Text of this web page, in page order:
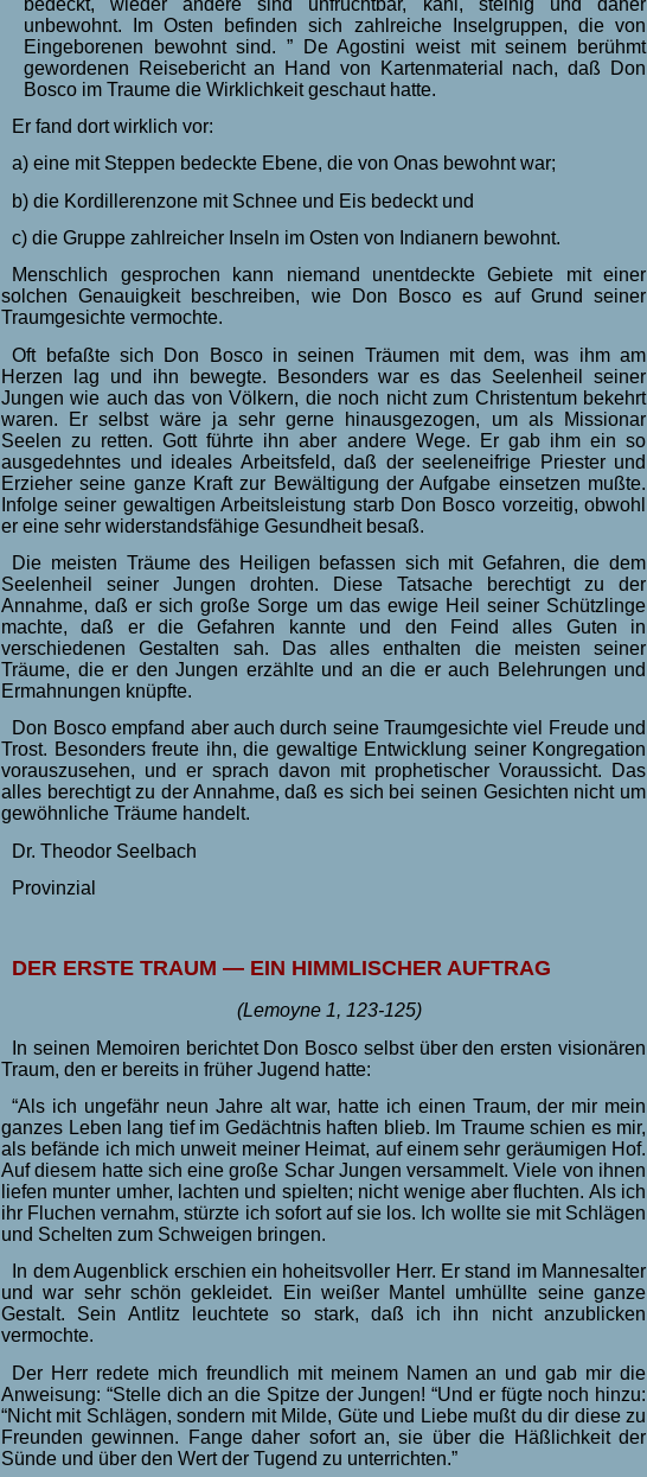
unbewohnt. Im Osten befinden sich zahlreiche Inselgruppen, die von
Eingeborenen bewohnt sind. ” De Agostini weist mit seinem berühmt
gewordenen Reisebericht an Hand von Kartenmaterial nach, daß Don
Bosco im Traume die Wirklichkeit geschaut hatte.
Er fand dort wirklich vor:
a) eine mit Steppen bedeckte Ebene, die von Onas bewohnt war;
b) die Kordillerenzone mit Schnee und Eis bedeckt und
c) die Gruppe zahlreicher Inseln im Osten von Indianern bewohnt.
Menschlich gesprochen kann niemand unentdeckte Gebiete mit einer
solchen Genauigkeit beschreiben, wie Don Bosco es auf Grund seiner
Traumgesichte vermochte.
Oft befaßte sich Don Bosco in seinen Träumen mit dem, was ihm am
Herzen lag und ihn bewegte. Besonders war es das Seelenheil seiner
Jungen wie auch das von Völkern, die noch nicht zum Christentum bekehrt
waren. Er selbst wäre ja sehr gerne hinausgezogen, um als Missionar
Seelen zu retten. Gott führte ihn aber andere Wege. Er gab ihm ein so
ausgedehntes und ideales Arbeitsfeld, daß der seeleneifrige Priester und
Erzieher seine ganze Kraft zur Bewältigung der Aufgabe einsetzen mußte.
Infolge seiner gewaltigen Arbeitsleistung starb Don Bosco vorzeitig, obwohl
er eine sehr widerstandsfähige Gesundheit besaß.
Die meisten Träume des Heiligen befassen sich mit Gefahren, die dem
Seelenheil seiner Jungen drohten. Diese Tatsache berechtigt zu der
Annahme, daß er sich große Sorge um das ewige Heil seiner Schützlinge
machte, daß er die Gefahren kannte und den Feind alles Guten in
verschiedenen Gestalten sah. Das alles enthalten die meisten seiner
Träume, die er den Jungen erzählte und an die er auch Belehrungen und
Ermahnungen knüpfte.
Don Bosco empfand aber auch durch seine Traumgesichte viel Freude und
Trost. Besonders freute ihn, die gewaltige Entwicklung seiner Kongregation
vorauszusehen, und er sprach davon mit prophetischer Voraussicht. Das
alles berechtigt zu der Annahme, daß es sich bei seinen Gesichten nicht um
gewöhnliche Träume handelt.
Dr. Theodor Seelbach
Provinzial
DER ERSTE TRAUM — EIN HIMMLISCHER AUFTRAG
(Lemoyne 1, 123-125)
In seinen Memoiren berichtet Don Bosco selbst über den ersten visionären
Traum, den er bereits in früher Jugend hatte:
“Als ich ungefähr neun Jahre alt war, hatte ich einen Traum, der mir mein
ganzes Leben lang tief im Gedächtnis haften blieb. Im Traume schien es mir,
als befände ich mich unweit meiner Heimat, auf einem sehr geräumigen Hof.
Auf diesem hatte sich eine große Schar Jungen versammelt. Viele von ihnen
liefen munter umher, lachten und spielten; nicht wenige aber fluchten. Als ich
ihr Fluchen vernahm, stürzte ich sofort auf sie los. Ich wollte sie mit Schlägen
und Schelten zum Schweigen bringen.
In dem Augenblick erschien ein hoheitsvoller Herr. Er stand im Mannesalter
und war sehr schön gekleidet. Ein weißer Mantel umhüllte seine ganze
Gestalt. Sein Antlitz leuchtete so stark, daß ich ihn nicht anzublicken
vermochte.
Der Herr redete mich freundlich mit meinem Namen an und gab mir die
Anweisung: “Stelle dich an die Spitze der Jungen! “Und er fügte noch hinzu:
“Nicht mit Schlägen, sondern mit Milde, Güte und Liebe mußt du dir diese zu
Freunden gewinnen. Fange daher sofort an, sie über die Häßlichkeit der
Sünde und über den Wert der Tugend zu unterrichten.”